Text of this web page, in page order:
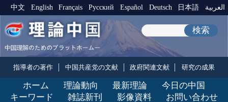
中文 English Français Pусский Español Deutsch 日本語 العربية
検索
指導者の著作 中国共産党の文献 政府関連文献 研究の成果
ホーム 理論動向 最新理論
今日の中国
キーワード
雑誌新刊 影像資料 お問い合わせ